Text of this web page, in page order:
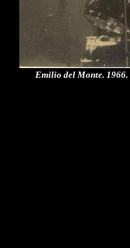
Emilio del Monte. 1966.